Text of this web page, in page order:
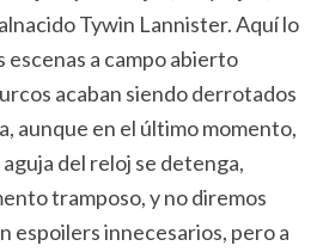
Tywin Lannister. Aquí lo
escenas a campo abierto
acaban siendo derrotados
aunque en el último momento,
del reloj se detenga,
tramposo, y no diremos
espoilers innecesarios, pero a